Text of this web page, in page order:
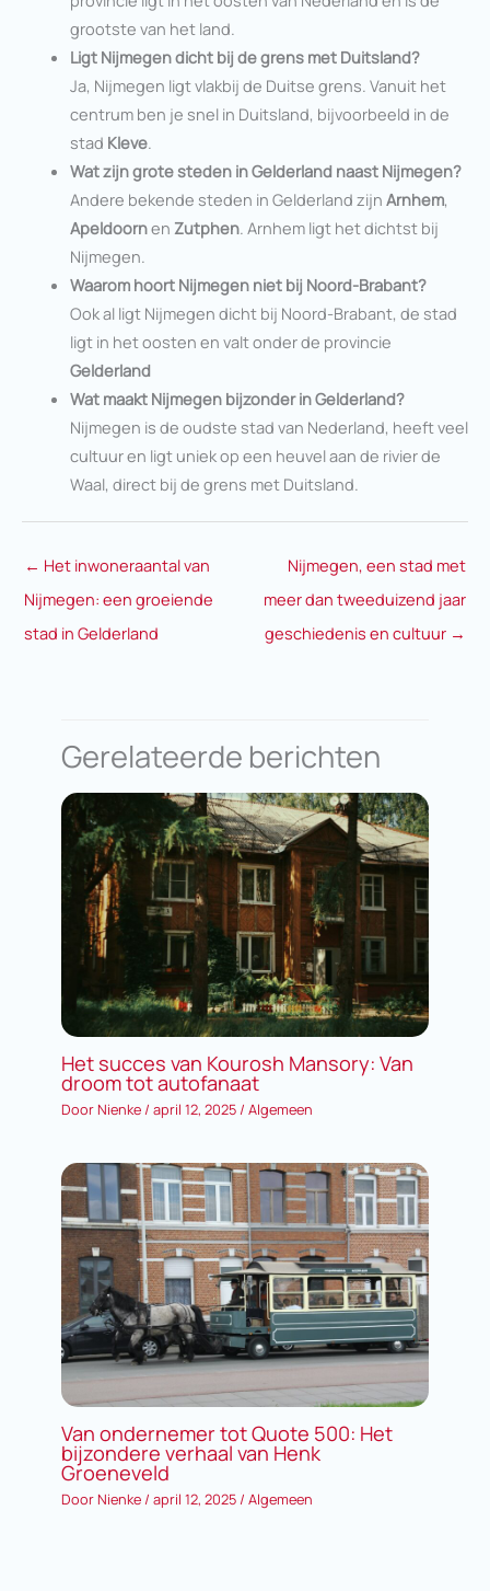
grootste van het land.
Ligt Nijmegen dicht bij de grens met Duitsland?
Ja, Nijmegen ligt vlakbij de Duitse grens. Vanuit het
centrum ben je snel in Duitsland, bijvoorbeeld in de
stad Kleve.
Wat zijn grote steden in Gelderland naast Nijmegen?
Andere bekende steden in Gelderland zijn Arnhem,
Apeldoornen Zutphen. Arnhem ligt het dichtst bij
Nijmegen.
Waarom hoort Nijmegen niet bij Noord-Brabant?
Ook al ligt Nijmegen dicht bij Noord-Brabant, de stad
ligt in het oosten en valt onder de provincie
Gelderland
Wat maakt Nijmegen bijzonder in Gelderland?
Nijmegen is de oudste stad van Nederland, heeft veel
cultuur en ligt uniek op een heuvel aan de rivier de
Waal, direct bij de grens met Duitsland.
← Het inwoneraantal van
Nijmegen: een groeiende
stad in Gelderland
Nijmegen, een stad met
meer dan tweeduizend jaar
geschiedenis en cultuur →
Gerelateerde berichten
Het succes van Kourosh Mansory: Van
droom tot autofanaat
DoorNienke/april 12, 2025/Algemeen
Van ondernemer tot Quote 500: Het
bijzondere verhaal van Henk
Groeneveld
DoorNienke/april 12, 2025/Algemeen